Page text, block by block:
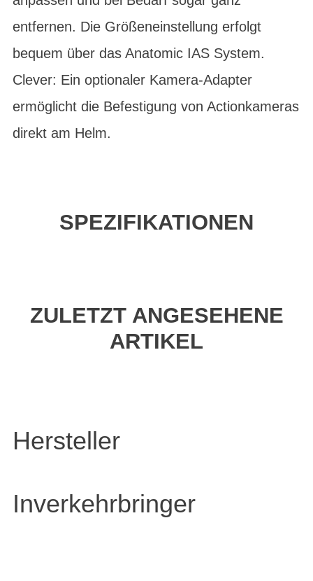
entfernen. Die Größeneinstellung erfolgt
bequem über das Anatomic IAS System.
Clever: Ein optionaler Kamera-Adapter
ermöglicht die Befestigung von Actionkameras
direkt am Helm.
SPEZIFIKATIONEN
ZULETZT ANGESEHENE
ARTIKEL
Hersteller
Inverkehrbringer